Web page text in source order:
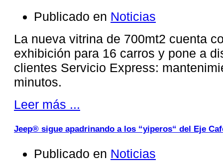
Publicado en Noticias
La nueva vitrina de 700mt2 cuenta
exhibición para 16 carros y pone a
clientes Servicio Express:
minutos.
Leer más ...
Jeep® sigue apadrinando a los “yiperos“ del Eje
Publicado en Noticias